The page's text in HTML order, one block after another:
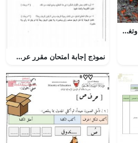
الوحدة الاولى طبيعية العلم وتغيرات الارض – المنهاج السعودي
نموذج إجابة امتحان مقرر عرب 202 (لغة عربية) الثاني الثانوي